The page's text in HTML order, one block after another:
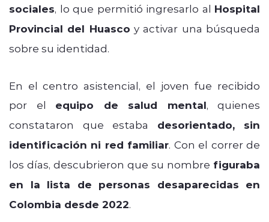
sociales, lo que permitió ingresarlo al Hospital
Provincial del Huasco y activar una búsqueda
sobre su identidad.
En el centro asistencial, el joven fue recibido
por el equipo de salud mental, quienes
constataron que estaba desorientado, sin
identificación ni red familiar. Con el correr de
los días, descubrieron que su nombre figuraba
en la lista de personas desaparecidas en
Colombia desde 2022.